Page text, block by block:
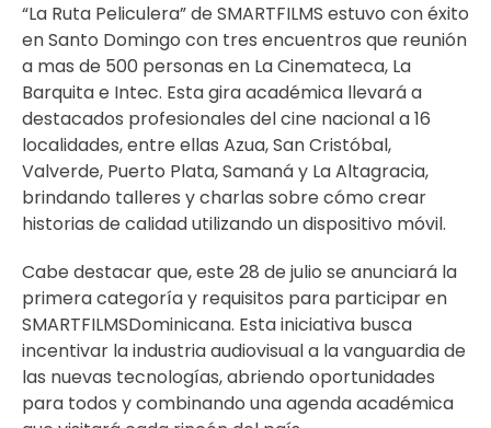
“La Ruta Peliculera” de SMARTFILMS estuvo con éxito
en Santo Domingo con tres encuentros que reunión
a mas de 500 personas en La Cinemateca, La
Barquita e Intec. Esta gira académica llevará a
destacados profesionales del cine nacional a 16
localidades, entre ellas Azua, San Cristóbal,
Valverde, Puerto Plata, Samaná y La Altagracia,
brindando talleres y charlas sobre cómo crear
historias de calidad utilizando un dispositivo móvil.
Cabe destacar que, este 28 de julio se anunciará la
primera categoría y requisitos para participar en
SMARTFILMSDominicana. Esta iniciativa busca
incentivar la industria audiovisual a la vanguardia de
las nuevas tecnologías, abriendo oportunidades
para todos y combinando una agenda académica